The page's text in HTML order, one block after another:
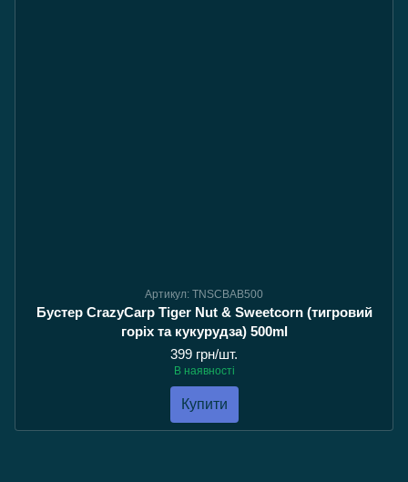
Артикул: TNSCBAB500
Бустер CrazyCarp Tiger Nut & Sweetcorn (тигровий
горіх та кукурудза) 500ml
399 грн/шт.
В наявності
Купити